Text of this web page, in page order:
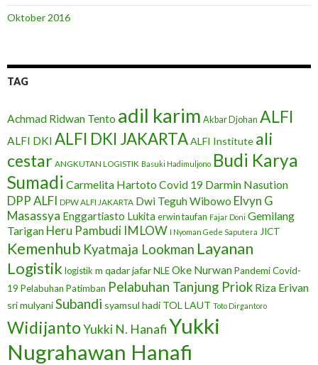
Oktober 2016
TAG
Achmad Ridwan Tento adil karim Akbar Djohan ALFI
ALFI DKI ALFI DKI JAKARTAALFI Institute ali
cestar ANGKUTAN LOGISTIK Basuki Hadimuljono Budi Karya
Sumadi Carmelita HartotoCovid 19 Darmin Nasution
DPP ALFI DPW ALFI JAKARTA Dwi Teguh Wibowo Elvyn G
Masassya Enggartiasto Lukita erwin taufan Fajar Doni Gemilang
Tarigan Heru Pambudi IMLOW I Nyoman Gede Saputera JICT
Kemenhub Kyatmaja Lookman Layanan
Logistik logistik m qadar jafarNLEOke NurwanPandemi Covid-
19 Pelabuhan Patimban Pelabuhan Tanjung Priok Riza Erivan
sri mulyaniSubandi syamsul hadi TOL LAUT Toto Dirgantoro
WidijantoYukki N. HanafiYukki
Nugrahawan Hanafi